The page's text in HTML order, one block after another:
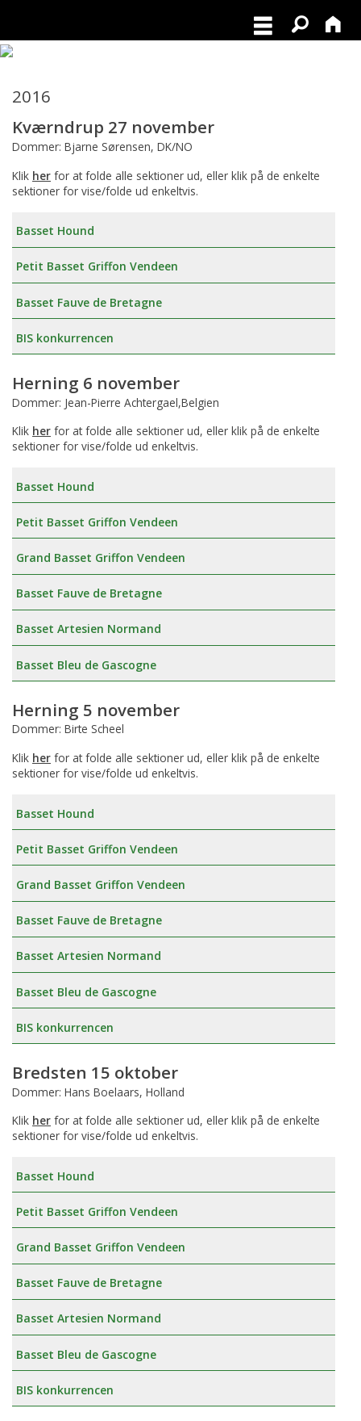
2016
Kværndrup 27 november
Dommer: Bjarne Sørensen, DK/NO
Klik her for at folde alle sektioner ud, eller klik på de enkelte
sektioner for vise/folde ud enkeltvis.
Basset Hound
Petit Basset Griffon Vendeen
Basset Fauve de Bretagne
BIS konkurrencen
Herning 6 november
Dommer: Jean-Pierre Achtergael,Belgien
Klik her for at folde alle sektioner ud, eller klik på de enkelte
sektioner for vise/folde ud enkeltvis.
Basset Hound
Petit Basset Griffon Vendeen
Grand Basset Griffon Vendeen
Basset Fauve de Bretagne
Basset Artesien Normand
Basset Bleu de Gascogne
Herning 5 november
Dommer: Birte Scheel
Klik her for at folde alle sektioner ud, eller klik på de enkelte
sektioner for vise/folde ud enkeltvis.
Basset Hound
Petit Basset Griffon Vendeen
Grand Basset Griffon Vendeen
Basset Fauve de Bretagne
Basset Artesien Normand
Basset Bleu de Gascogne
BIS konkurrencen
Bredsten 15 oktober
Dommer: Hans Boelaars, Holland
Klik her for at folde alle sektioner ud, eller klik på de enkelte
sektioner for vise/folde ud enkeltvis.
Basset Hound
Petit Basset Griffon Vendeen
Grand Basset Griffon Vendeen
Basset Fauve de Bretagne
Basset Artesien Normand
Basset Bleu de Gascogne
BIS konkurrencen